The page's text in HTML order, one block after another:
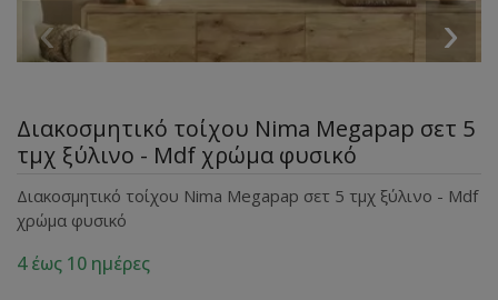
‹ ›
Διακοσμητικό τοίχου Nima Megapap σετ 5
τμχ ξύλινο - Mdf χρώμα φυσικό
Διακοσμητικό τοίχου Nima Megapap σετ 5 τμχ ξύλινο - Mdf
χρώμα φυσικό
4 έως 10 ημέρες